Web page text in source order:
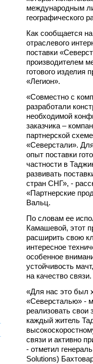
международным
географического
Как сообщается
отраслевого
поставки
производителем
готового изделия
«Легион».
«Совместно с
разработали
необходимой
заказчика –
партнерской
«Северстали».
опыт поставки
частности в
развивать
стран СНГ», -
«Партнерские
Вальц.
По словам ее
Камашевой, этот
расширить свою
интересное
особенное
устойчивость
на качество связи.
«Для нас это был
«Северсталью» -
реализовать
каждый житель
связи и активно
- отметил
Solutions)